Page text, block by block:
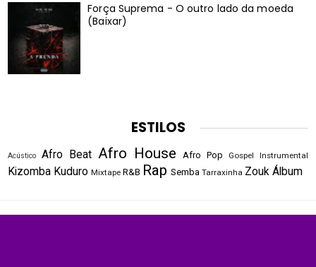
Força Suprema - O outro lado da moeda
(Baixar)
ESTILOS
Acústico Afro Beat Afro House Afro Pop Gospel Instrumental
Kizomba Kuduro Mixtape R&B Rap Semba Tarraxinha Zouk Álbum